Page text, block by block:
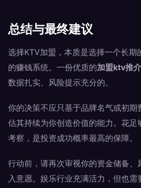
总结与最终建议
选择KTV加盟，本质是选择一个长期
的赚钱系统。一份优质的加盟ktv推介
数据扎实、风险提示充分的。
你的决策不应只基于品牌名气或初期
估其持续为你创造价值的能力。花足
考察，是投资成功概率最高的保障。
行动前，请再次审视你的资金储备、
入意愿。娱乐行业充满活力，但也需